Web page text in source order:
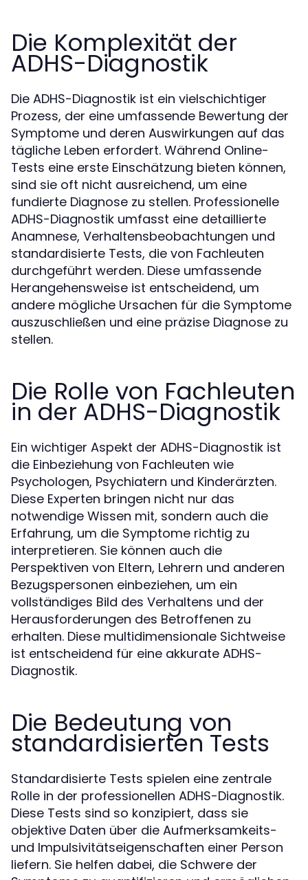
Die Komplexität der
ADHS-Diagnostik
Die ADHS-Diagnostik ist ein vielschichtiger
Prozess, der eine umfassende Bewertung der
Symptome und deren Auswirkungen auf das
tägliche Leben erfordert. Während Online-
Tests eine erste Einschätzung bieten können,
sind sie oft nicht ausreichend, um eine
fundierte Diagnose zu stellen. Professionelle
ADHS-Diagnostik umfasst eine detaillierte
Anamnese, Verhaltensbeobachtungen und
standardisierte Tests, die von Fachleuten
durchgeführt werden. Diese umfassende
Herangehensweise ist entscheidend, um
andere mögliche Ursachen für die Symptome
auszuschließen und eine präzise Diagnose zu
stellen.
Die Rolle von Fachleuten
in der ADHS-Diagnostik
Ein wichtiger Aspekt der ADHS-Diagnostik ist
die Einbeziehung von Fachleuten wie
Psychologen, Psychiatern und Kinderärzten.
Diese Experten bringen nicht nur das
notwendige Wissen mit, sondern auch die
Erfahrung, um die Symptome richtig zu
interpretieren. Sie können auch die
Perspektiven von Eltern, Lehrern und anderen
Bezugspersonen einbeziehen, um ein
vollständiges Bild des Verhaltens und der
Herausforderungen des Betroffenen zu
erhalten. Diese multidimensionale Sichtweise
ist entscheidend für eine akkurate ADHS-
Diagnostik.
Die Bedeutung von
standardisierten Tests
Standardisierte Tests spielen eine zentrale
Rolle in der professionellen ADHS-Diagnostik.
Diese Tests sind so konzipiert, dass sie
objektive Daten über die Aufmerksamkeits-
und Impulsivitätseigenschaften einer Person
liefern. Sie helfen dabei, die Schwere der